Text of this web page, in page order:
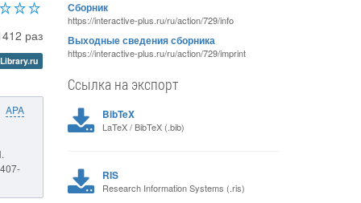
раз
APA
Сборник
https://interactive-plus.ru/ru/action/729/info
Выходные сведения сборника
https://interactive-plus.ru/ru/action/729/imprint
Ссылка на экспорт
BibTeX
LaTeX / BibTeX (.bib)
RIS
Research Information Systems (.ris)